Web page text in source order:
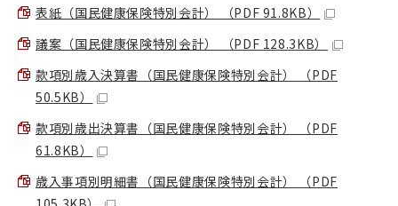
表紙（国民健康保険特別会計） （PDF 91.8KB）
議案（国民健康保険特別会計） （PDF 128.3KB）
款項別歳入決算書（国民健康保険特別会計） （PDF
50.5KB）
款項別歳出決算書（国民健康保険特別会計） （PDF
61.8KB）
歳入事項別明細書（国民健康保険特別会計） （PDF